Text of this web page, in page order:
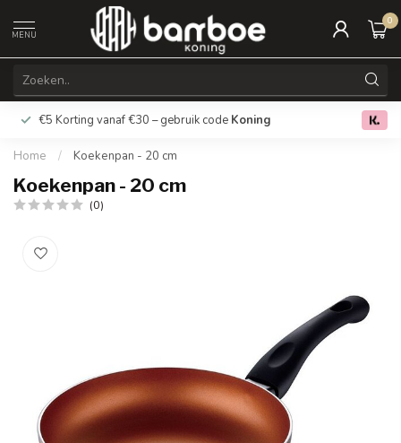
MENU
0
€5 Korting vanaf €30 – gebruik code Koning Gratis
Home / Koekenpan - 20 cm
Koekenpan - 20 cm
(0)